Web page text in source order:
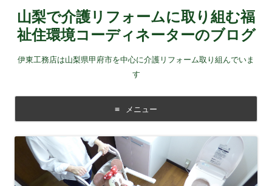
山梨で介護リフォームに取り組む福
祉住環境コーディネーターのブログ
伊東工務店は山梨県甲府市を中心に介護リフォーム取り組んでいま
す
メニュー
コンテンツに移動する